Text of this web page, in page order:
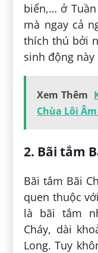
biển,… ở
mà ngay cả
thích thú bởi
sinh động này
Xem Thêm
Chùa Lôi
2. Bãi tắm
Bãi tắm Bãi
quen thuộc
là bãi tắm
Cháy, dài
Long. Tuy